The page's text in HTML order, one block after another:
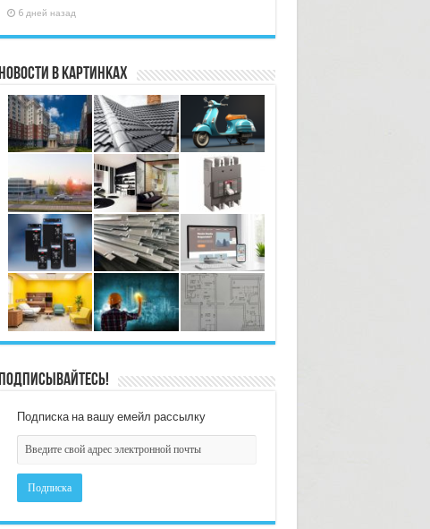
6 дней назад
Новости в картинках
Подписывайтесь!
Подписка на вашу емейл рассылку